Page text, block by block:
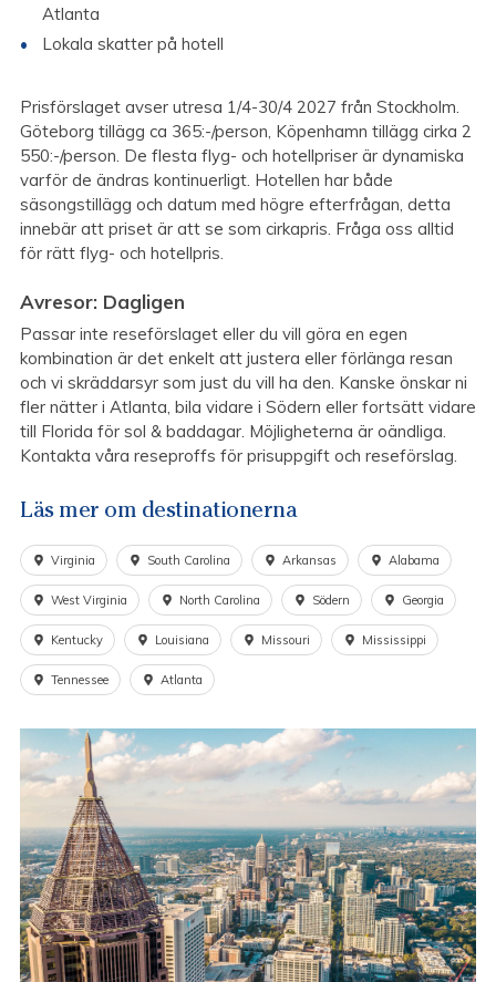
Atlanta
Lokala skatter på hotell
Prisförslaget avser utresa 1/4-30/4 2027 från Stockholm.
Göteborg tillägg ca 365:-/person, Köpenhamn tillägg cirka 2
550:-/person. De flesta flyg- och hotellpriser är dynamiska
varför de ändras kontinuerligt. Hotellen har både
säsongstillägg och datum med högre efterfrågan, detta
innebär att priset är att se som cirkapris. Fråga oss alltid
för rätt flyg- och hotellpris.
Avresor: Dagligen
Passar inte reseförslaget eller du vill göra en egen
kombination är det enkelt att justera eller förlänga resan
och vi skräddarsyr som just du vill ha den. Kanske önskar ni
fler nätter i Atlanta, bila vidare i Södern eller fortsätt vidare
till Florida för sol & baddagar. Möjligheterna är oändliga.
Kontakta våra reseproffs för prisuppgift och reseförslag.
Läs mer om destinationerna
Virginia South Carolina Arkansas Alabama
West Virginia North Carolina Södern Georgia
Kentucky Louisiana Missouri Mississippi
Tennessee Atlanta